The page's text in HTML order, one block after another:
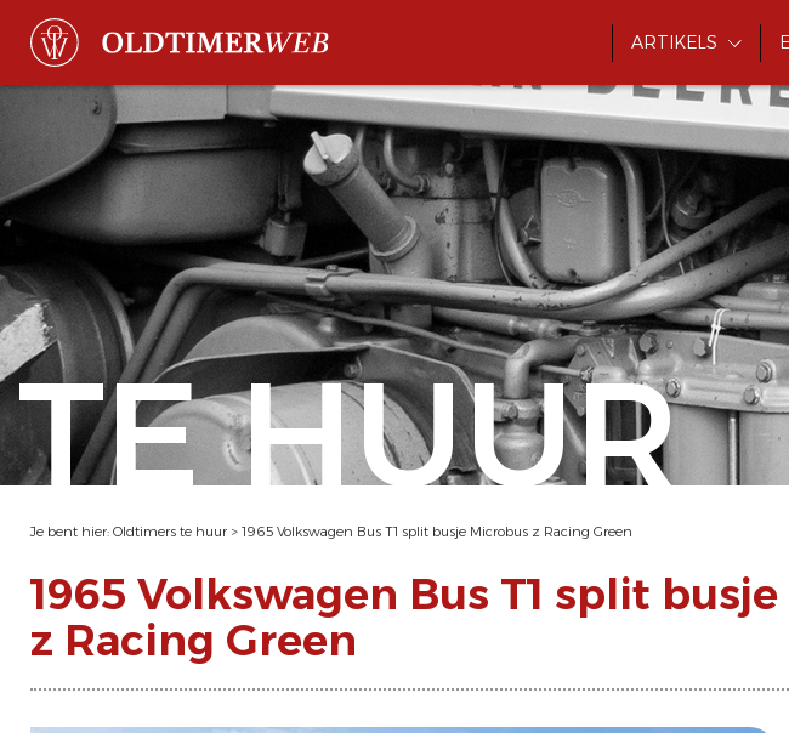
ARTIKELS
TE HUUR
Je bent hier: Oldtimers te huur > 1965 Volkswagen Bus T1 split busje Microbus z Racing Green
1965 Volkswagen Bus T1 split
z Racing Green